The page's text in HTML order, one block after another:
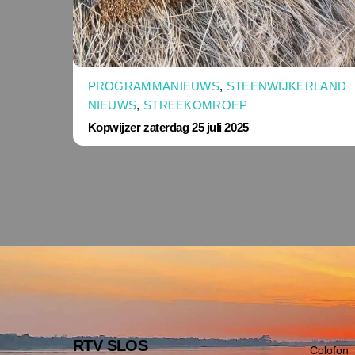
PROGRAMMANIEUWS, STEENWIJKERLAND
NIEUWS, STREEKOMROEP
Kopwijzer zaterdag 25 juli 2025
RTV SLOS Colofon